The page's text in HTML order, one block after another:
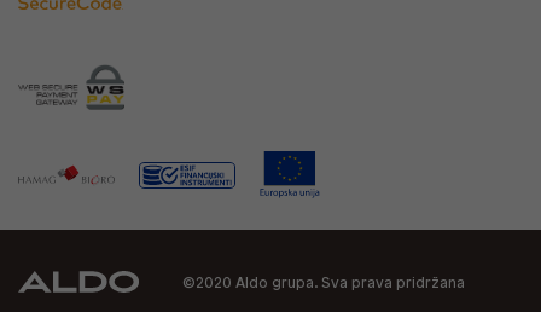
©2020 Aldo grupa. Sva prava pridržana